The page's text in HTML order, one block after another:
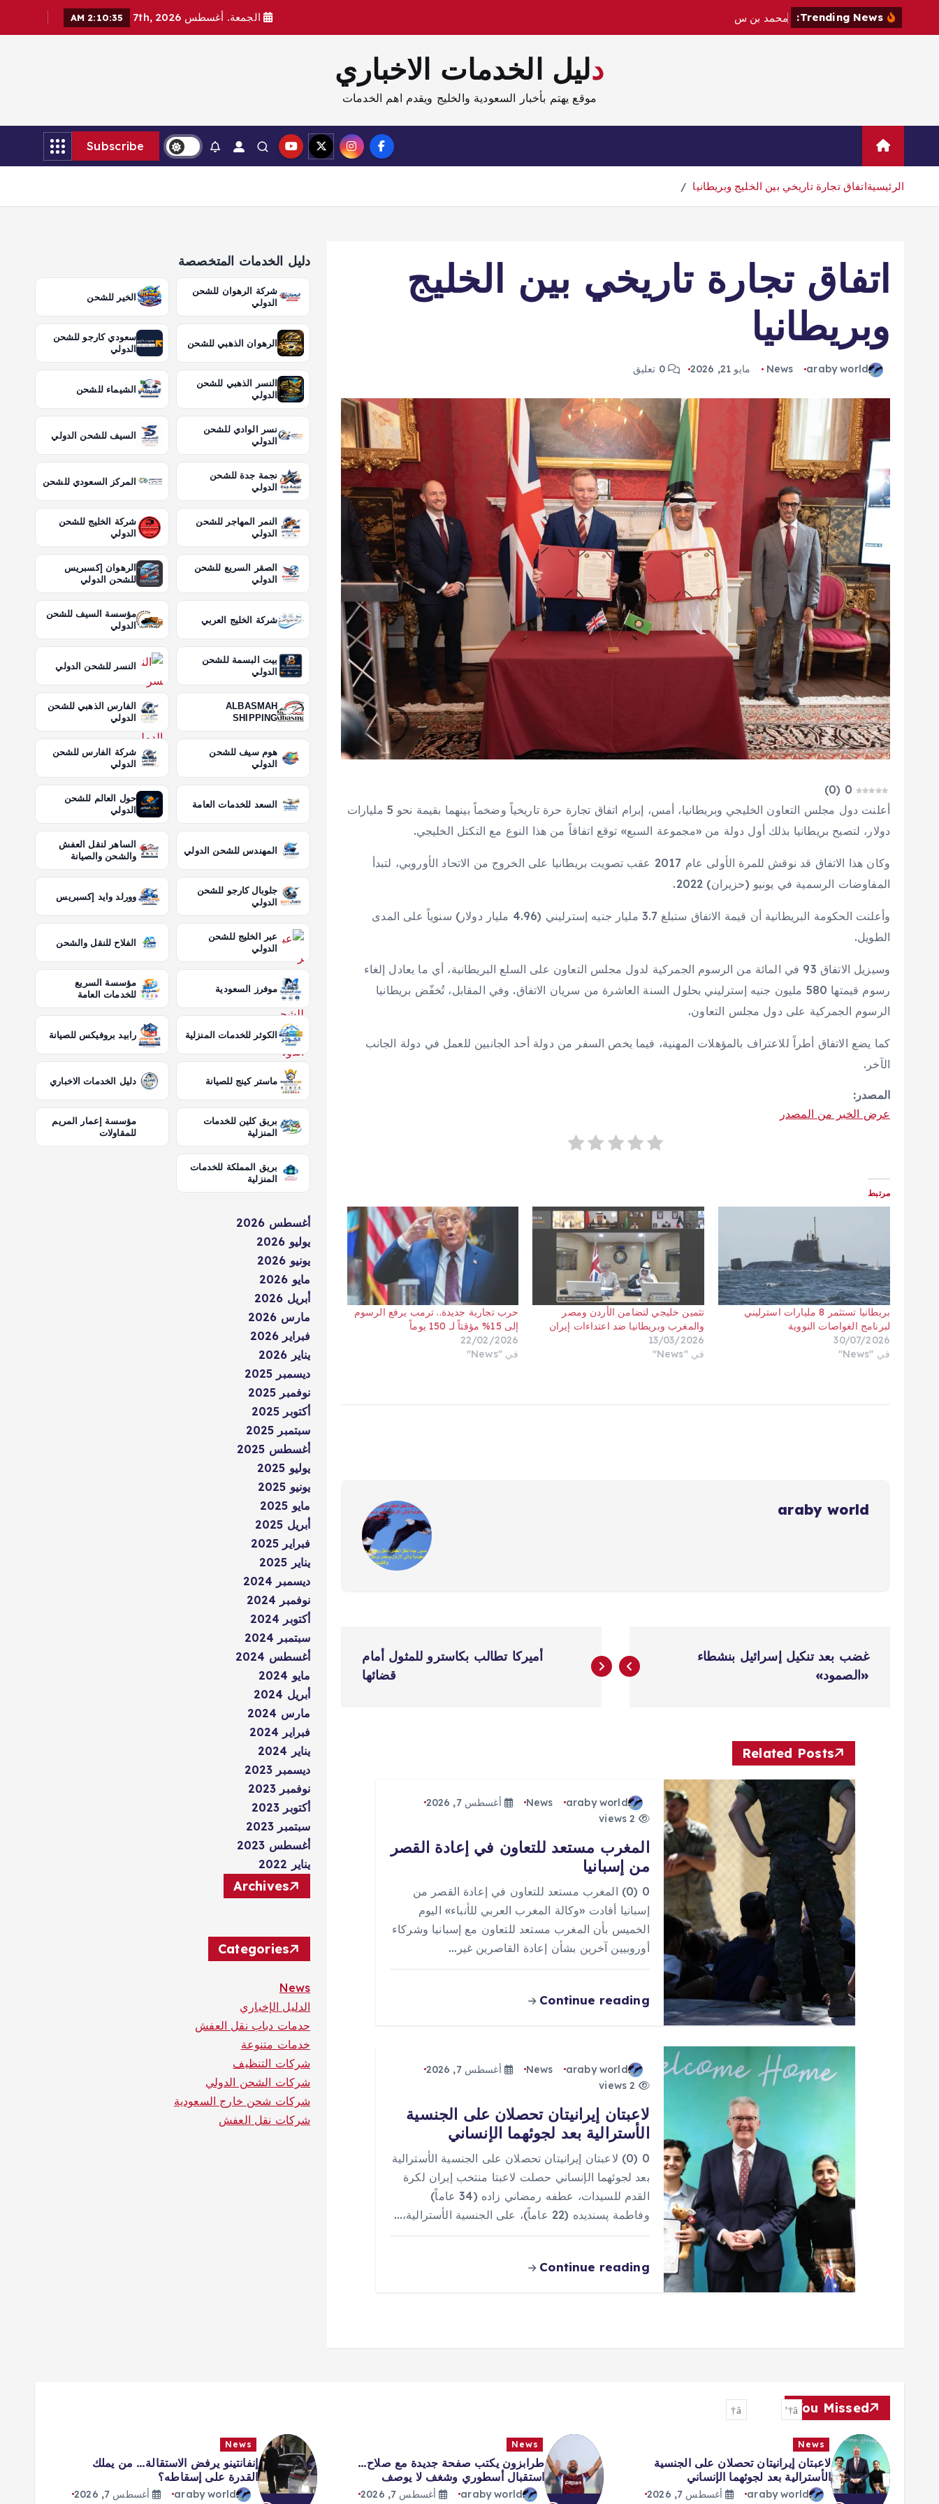
محمد بن س ل الجمعة. أغسطس 7th, 2026 2:10:36 AM
دليل الخدمات الاخباري
موقع يهتم بأخبار السعودية والخليج ويقدم اهم الخدمات
Subscribe
الرئيسيةاتفاق تجارة تاريخي بين الخليج وبريطانيا
اتفاق تجارة تاريخي بين الخليج
وبريطانيا
araby world
News مايو 21, 2026 0 تعليق
0
(
0
)
أعلنت دول مجلس التعاون الخليجي وبريطانيا، أمس، إبرام اتفاق تجارة حرة تاريخياً وضخماً بينهما بقيمة نحو 5 مليارات
دولار، لتصبح بريطانيا بذلك أول دولة من «مجموعة السبع» توقع اتفاقاً من هذا النوع مع التكتل الخليجي.
وكان هذا الاتفاق قد نوقش للمرة الأولى عام 2017 عقب تصويت بريطانيا على الخروج من الاتحاد الأوروبي، لتبدأ
المفاوضات الرسمية في يونيو (حزيران) 2022.
وأعلنت ‌الحكومة البريطانية ​أن قيمة الاتفاق ستبلغ 3.7 مليار جنيه إسترليني (4.96 مليار دولار) سنوياً على المدى
الطويل.
وسيزيل الاتفاق 93 في المائة من الرسوم الجمركية لدول مجلس التعاون على السلع البريطانية، أي ما يعادل إلغاء
رسوم قيمتها 580 مليون جنيه إسترليني بحلول ‌السنة العاشرة من سريان الاتفاق. وفي المقابل، تُخفّض بريطانيا
الرسوم الجمركية على دول مجلس التعاون.
كما يضع الاتفاق أطراً للاعتراف بالمؤهلات المهنية، فيما يخص السفر من دولة أحد الجانبين للعمل في دولة الجانب
الآخر.
المصدر:
عرض الخبر من المصدر
مرتبط
بريطانيا تستثمر 8 مليارات استرليني
لبرنامج الغواصات النووية
30/07/2026
في "News"
تثمين خليجي لتضامن الأردن ومصر
والمغرب وبريطانيا ضد اعتداءات إيران
13/03/2026
في "News"
حرب تجارية جديدة.. ترمب يرفع الرسوم
إلى 15% مؤقتاً لـ 150 يوماً
22/02/2026
في "News"
araby world
ص
غضب بعد تنكيل إسرائيل بنشطاء
«الصمود»
أميركا تطالب بكاسترو للمثول أمام
قضائها
Related Posts
araby world
News
أغسطس 7, 2026
المغرب مستعد للتعاون في إعادة القصر
من إسبانيا
0 (0) المغرب مستعد للتعاون في إعادة القصر من
إسبانيا أفادت «وكالة المغرب العربي للأنباء» اليوم
الخميس بأن المغرب مستعد للتعاون مع إسبانيا وشركاء
أوروبيين آخرين بشأن إعادة القاصرين غير…
Continue reading
araby world
News
أغسطس 7, 2026
لاعبتان إيرانيتان تحصلان على الجنسية
الأسترالية بعد لجوئهما الإنساني
0 (0) لاعبتان إيرانيتان تحصلان على الجنسية الأسترالية
بعد لجوئهما الإنساني حصلت لاعبتا منتخب إيران لكرة
القدم للسيدات، عطفه رمضاني زاده (34 عاماً)
وفاطمة پسنديده (22 عاماً)، على الجنسية الأسترالية،…
Continue reading
دليل الخدمات المتخصصة
شركة الرهوان للشحن
الدولي
الخير للشحن
الرهوان الذهبي للشحن
سعودي كارجو للشحن
الدولي
النسر الذهبي للشحن
الدولي
الشيماء للشحن
نسر الوادي للشحن
الدولي
السيف للشحن الدولي
نجمة جدة للشحن
الدولي
المركز السعودي للشحن
النمر المهاجر للشحن
الدولي
شركة الخليج للشحن
الدولي
الصقر السريع للشحن
الدولي
الرهوان إكسبريس
للشحن الدولي
شركة الخليج العربي
مؤسسة السيف للشحن
الدولي
بيت البسمة للشحن
الدولي
النسر للشحن الدولي
ALBASMAH
SHIPPING
الفارس الذهبي للشحن
الدولي
هوم سيف للشحن
الدولي
شركة الفارس للشحن
الدولي
السعد للخدمات العامة
حول العالم للشحن
الدولي
المهندس للشحن الدولي
الساهر لنقل العفش
والشحن والصيانة
جلوبال كارجو للشحن
الدولي
وورلد وايد إكسبريس
عبر الخليج للشحن
الدولي
الفلاح للنقل والشحن
موفرز السعودية
مؤسسة السريع
للخدمات العامة
الكوثر للخدمات المنزلية رابيد بروفيكس للصيانة
ماستر كينج للصيانة دليل الخدمات الاخباري
بريق كلين للخدمات
المنزلية
مؤسسة إعمار المريم
للمقاولات
بريق المملكة للخدمات
المنزلية
أغسطس 2026
يوليو 2026
يونيو 2026
مايو 2026
أبريل 2026
مارس 2026
فبراير 2026
يناير 2026
ديسمبر 2025
نوفمبر 2025
أكتوبر 2025
سبتمبر 2025
أغسطس 2025
يوليو 2025
يونيو 2025
مايو 2025
أبريل 2025
فبراير 2025
يناير 2025
ديسمبر 2024
نوفمبر 2024
أكتوبر 2024
سبتمبر 2024
أغسطس 2024
مايو 2024
أبريل 2024
مارس 2024
فبراير 2024
يناير 2024
ديسمبر 2023
نوفمبر 2023
أكتوبر 2023
سبتمبر 2023
أغسطس 2023
يناير 2022
Archives
Categories
News
الدليل الإخباري
حدمات دباب نقل العفش
خدمات متنوعة
شركات التنظيف
شركات الشحن الدولي
شركات شحن خارج السعودية
شركات نقل العفش
You Missed
News
لاعبتان إيرانيتان تحصلان على الجنسية
الأسترالية بعد لجوئهما الإنساني
araby world
أغسطس 7, 2026
News
طرابزون يكتب صفحة جديدة مع صلاح…
استقبال أسطوري وشغف لا يوصف
araby world
أغسطس 7, 2026
News
إنفانتينو يرفض الاستقالة… من يملك
القدرة على إسقاطه؟
araby world
أغسطس 7, 2026